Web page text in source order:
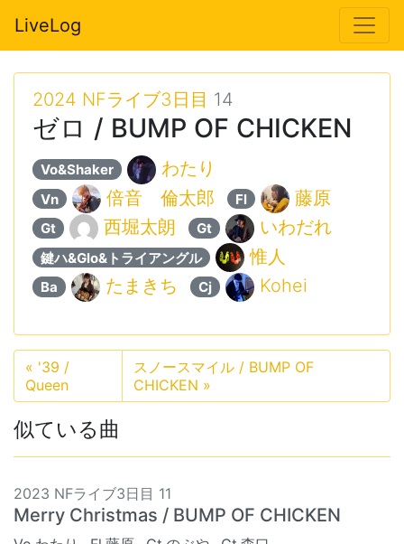
LiveLog
2024 NFライブ3日目 14
ゼロ / BUMP OF CHICKEN
Vo&Shaker わたり
Vn 倍音 倫太郎 Fl 藤原
Gt 西堀太朗 Gt いわだれ
鍵ハ&Glo&トライアングル 惟人
Ba たまきち Cj Kohei
« '39 /
Queen
スノースマイル / BUMP OF
CHICKEN »
似ている曲
2023 NFライブ3日目 11
Merry Christmas / BUMP OF CHICKEN